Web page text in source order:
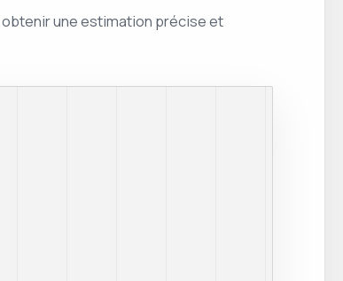
une estimation précise et